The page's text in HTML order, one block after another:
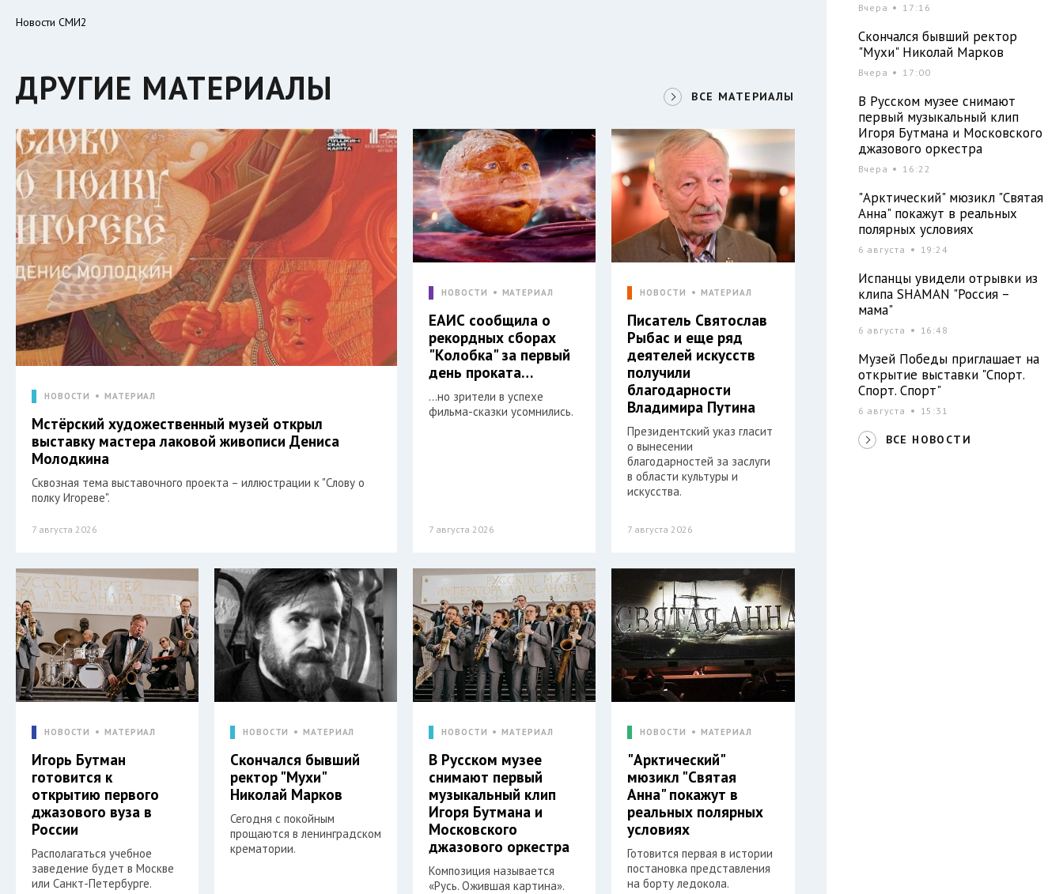
Новости СМИ2
ДРУГИЕ МАТЕРИАЛЫ ВСЕ МАТЕРИАЛЫ
НОВОСТИ МАТЕРИАЛ
Мстёрский художественный музей открыл
выставку мастера лаковой живописи Дениса
Молодкина
Сквозная тема выставочного проекта – иллюстрации к "Слову о
полку Игореве".
7 августа 2026
НОВОСТИ МАТЕРИАЛ
ЕАИС сообщила о
рекордных сборах
"Колобка" за первый
день проката…
…но зрители в успехе
фильма-сказки усомнились.
7 августа 2026
НОВОСТИ МАТЕРИАЛ
Писатель Святослав
Рыбас и еще ряд
деятелей искусств
получили
благодарности
Владимира Путина
Президентский указ гласит
о вынесении
благодарностей за заслуги
в области культуры и
искусства.
7 августа 2026
НОВОСТИ МАТЕРИАЛ
Игорь Бутман
готовится к
открытию первого
джазового вуза в
России
Располагаться учебное
заведение будет в Москве
или Санкт-Петербурге.
НОВОСТИ МАТЕРИАЛ
Скончался бывший
ректор "Мухи"
Николай Марков
Сегодня с покойным
прощаются в ленинградском
крематории.
НОВОСТИ МАТЕРИАЛ
В Русском музее
снимают первый
музыкальный клип
Игоря Бутмана и
Московского
джазового оркестра
Композиция называется
«Русь. Ожившая картина».
НОВОСТИ МАТЕРИАЛ
"Арктический"
мюзикл "Святая
Анна" покажут в
реальных полярных
условиях
Готовится первая в истории
постановка представления
на борту ледокола.
Вчера 17:16
Скончался бывший ректор
"Мухи" Николай Марков
Вчера 17:00
В Русском музее снимают
первый музыкальный клип
Игоря Бутмана и Московского
джазового оркестра
Вчера 16:22
"Арктический" мюзикл "Святая
Анна" покажут в реальных
полярных условиях
6 августа 19:24
Испанцы увидели отрывки из
клипа SHAMAN "Россия –
мама"
6 августа 16:48
Музей Победы приглашает на
открытие выставки "Спорт.
Спорт. Спорт"
6 августа 15:31
ВСЕ НОВОСТИ